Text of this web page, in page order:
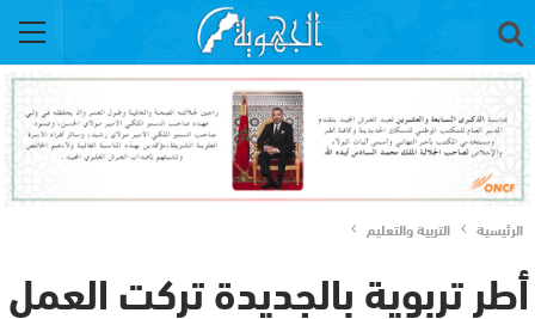
الرئيسية التربية والتعليم
أطر تربوية بالجديدة تركت العمل